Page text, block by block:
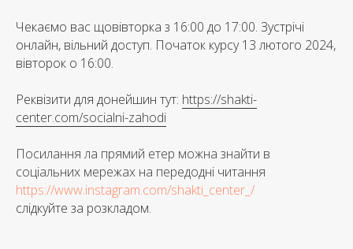
Чекаємо вас щовівторка з 16:00 до 17:00. Зустрічі
онлайн, вільний доступ. Початок курсу 13 лютого 2024,
вівторок о 16:00.
Реквізити для донейшин тут: https://shakti-
center.com/socialni-zahodi
Посилання ла прямий етер можна знайти в
соціальних мережах на передодні читання
https://www.instagram.com/shakti_center_/
слідкуйте за розкладом.